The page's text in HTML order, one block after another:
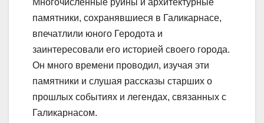
Многочисленные руины и архитектурные
памятники, сохранявшиеся в Галикарнасе,
впечатлили юного Геродота и
заинтересовали его историей своего города.
Он много времени проводил, изучая эти
памятники и слушая рассказы старших о
прошлых событиях и легендах, связанных с
Галикарнасом.